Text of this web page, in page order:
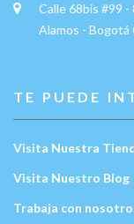
Calle 68bis #99 -
Alamos - Bogotá
TE PUEDE
Visita Nuestra
Visita Nuestro Blog
Trabaja con